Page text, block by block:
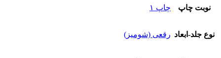
نوبت چاپ چاپ ۱
نوع جلد-ابعاد رقعی (شومیز)